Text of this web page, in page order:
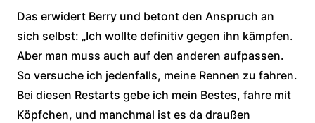
Das erwidert Berry und betont den Anspruch an
sich selbst: „Ich wollte definitiv gegen ihn kämpfen.
Aber man muss auch auf den anderen aufpassen.
So versuche ich jedenfalls, meine Rennen zu fahren.
Bei diesen Restarts gebe ich mein Bestes, fahre mit
Köpfchen, und manchmal ist es da draußen